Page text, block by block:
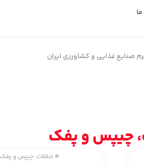
صنایع غذایی و کشاورزی ایران
چیپس و پفک
# تنقلات، چیپس و پفک